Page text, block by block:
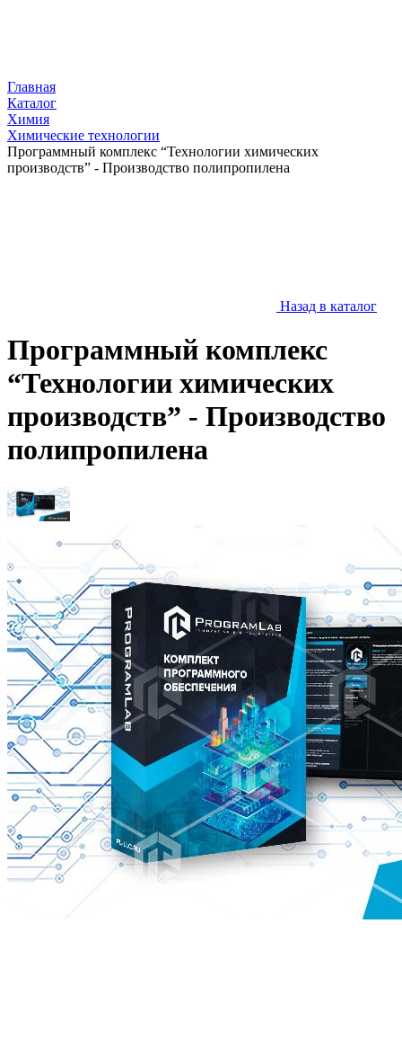
Главная
Каталог
Химия
Химические технологии
Программный комплекс “Технологии химических
производств” - Производство полипропилена
Назад в каталог
Программный комплекс
“Технологии химических
производств” - Производство
полипропилена